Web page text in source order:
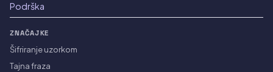
Podrška
ZNAČAJKE
Šifriranje uzorkom
Tajna fraza